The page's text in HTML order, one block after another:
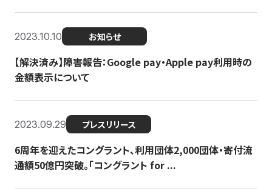
2023.10.10 お知らせ
【解決済み】障害報告：Google pay・Apple pay利用時の
金額表示について
2023.09.29 プレスリリース
6周年を迎えたコングラント、利用団体2,000団体・寄付流
通額50億円突破。「コングラント for ...